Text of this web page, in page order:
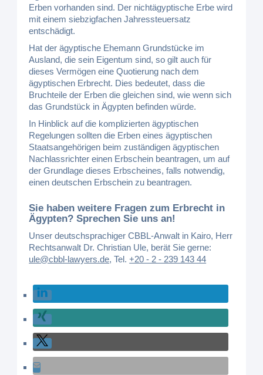
Erben vorhanden sind. Der nichtägyptische Erbe wird
mit einem siebzigfachen Jahressteuersatz
entschädigt.
Hat der ägyptische Ehemann Grundstücke im
Ausland, die sein Eigentum sind, so gilt auch für
dieses Vermögen eine Quotierung nach dem
ägyptischen Erbrecht. Dies bedeutet, dass die
Bruchteile der Erben die gleichen sind, wie wenn sich
das Grundstück in Ägypten befinden würde.
In Hinblick auf die komplizierten ägyptischen
Regelungen sollten die Erben eines ägyptischen
Staatsangehörigen beim zuständigen ägyptischen
Nachlassrichter einen Erbschein beantragen, um auf
der Grundlage dieses Erbscheines, falls notwendig,
einen deutschen Erbschein zu beantragen.
Sie haben weitere Fragen zum Erbrecht in
Ägypten? Sprechen Sie uns an!
Unser deutschsprachiger CBBL-Anwalt in Kairo, Herr
Rechtsanwalt Dr. Christian Ule, berät Sie gerne:
ule@cbbl-lawyers.de,Tel.+20 - 2 - 239 143 44